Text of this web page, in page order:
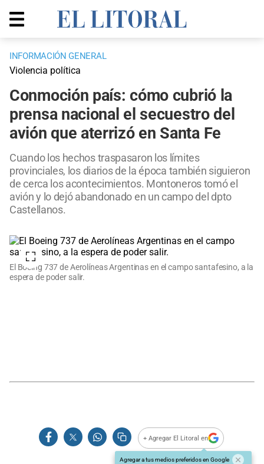
INFORMACIÓN GENERAL
Violencia política
Conmoción país: cómo cubrió la
prensa nacional el secuestro del
avión que aterrizó en Santa Fe
Cuando los hechos traspasaron los límites
provinciales, los diarios de la época también siguieron
de cerca los acontecimientos. Montoneros tomó el
avión y lo dejó abandonado en un campo del dpto
Castellanos.
El Boeing 737 de Aerolíneas Argentinas en el campo santafesino, a la
espera de poder salir.
+ Agregar El Litoral en
Agregar a tus medios preferidos en Google